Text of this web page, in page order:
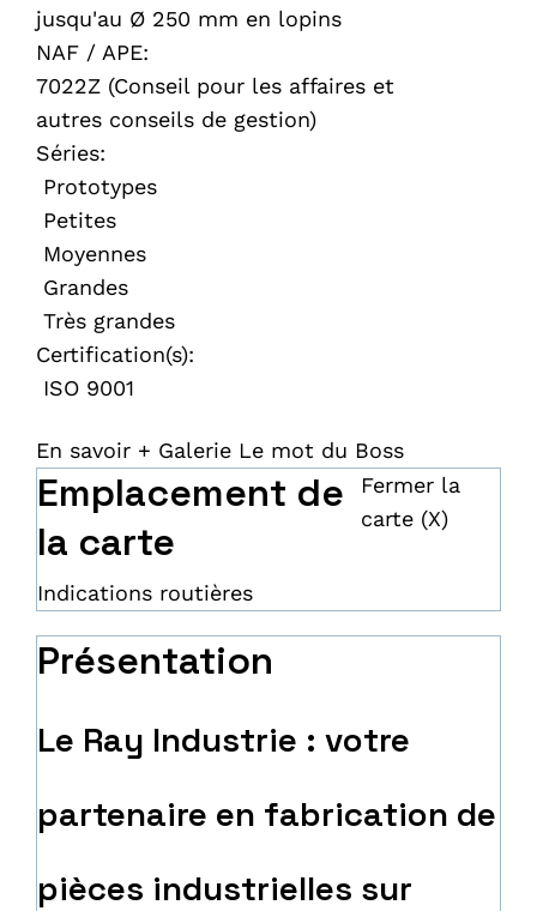
jusqu'au Ø 250 mm en lopins
NAF / APE:
7022Z (Conseil pour les affaires et
autres conseils de gestion)
Séries:
Prototypes
Petites
Moyennes
Grandes
Très grandes
Certification(s):
ISO 9001
En savoir + Galerie Le mot du Boss
Emplacement de
la carte
Fermer la
carte (X)
Indications routières
Présentation
Le Ray Industrie : votre
partenaire en fabrication de
pièces industrielles sur